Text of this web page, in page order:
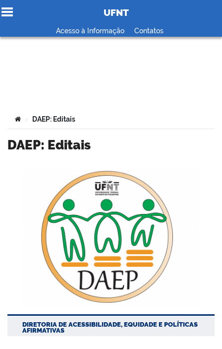
Ir para o conteúdo
UFNT
Acesso à Informação Contatos
Você está aqui:
> DAEP: Editais
DAEP: Editais
DIRETORIA DE ACESSIBILIDADE, EQUIDADE E POLÍTICAS
AFIRMATIVAS